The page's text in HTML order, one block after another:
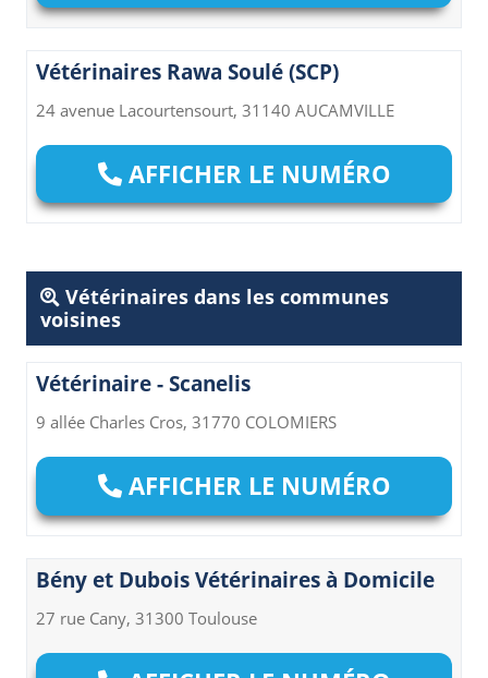
Vétérinaires Rawa Soulé (SCP)
24 avenue Lacourtensourt, 31140 AUCAMVILLE
AFFICHER LE NUMÉRO
Vétérinaires dans les communes
voisines
Vétérinaire - Scanelis
9 allée Charles Cros, 31770 COLOMIERS
AFFICHER LE NUMÉRO
Bény et Dubois Vétérinaires à Domicile
27 rue Cany, 31300 Toulouse